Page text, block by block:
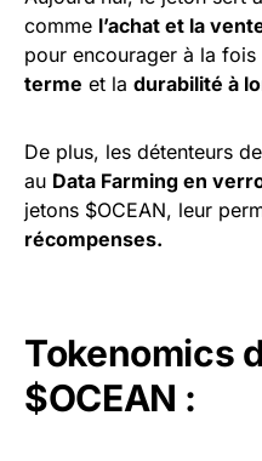
comme l’achat et la
pour encourager à la fois
terme et la durabilité à
De plus, les détenteurs
au Data Farming en
jetons $OCEAN, leur
récompenses.
Tokenomics
$OCEAN :